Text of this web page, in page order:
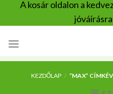
A kosár oldalon a
KEZDŐLAP / “MAX”